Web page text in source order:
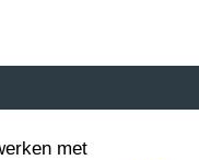
met